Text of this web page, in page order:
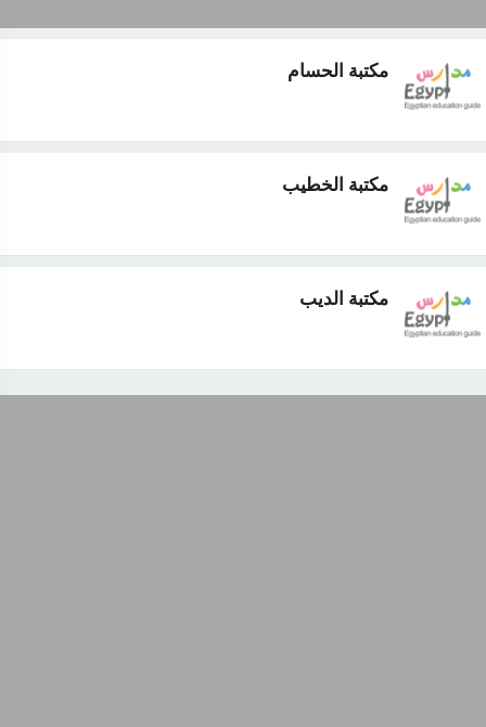
مكتبة الحسام
مكتبة الخطيب
مكتبة الديب